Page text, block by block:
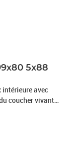
5x88
intérieure avec
coucher vivante
massif est
enfant, vous
de